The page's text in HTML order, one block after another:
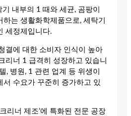
내부의 1 때와 세균, 곰팡이
는 생활화학제품으로, 세탁기
세정제입니다.
결에 대한 소비자 인식이 높아
리너 1 급격히 성장하고 있습니
, 병원, 1 관련 업계 등 위생이
서 수요가 꾸준히 증가하고 있
리너 제조’에 특화된 전문 공장